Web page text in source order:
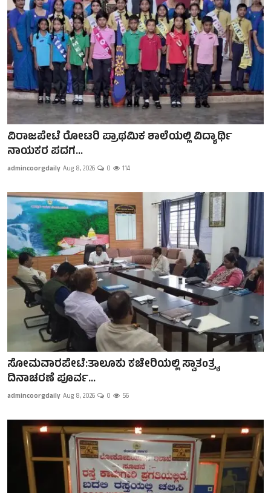
ವಿರಾಜಪೇಟೆ ರೋಟರಿ ಪ್ರಾಥಮಿಕ ಶಾಲೆಯಲ್ಲಿ ವಿದ್ಯಾರ್ಥಿ
ನಾಯಕರ ಪದಗ...
admincoorgdaily Aug 8, 2026 0 114
ಸೋಮವಾರಪೇಟೆ:ತಾಲೂಕು ಕಚೇರಿಯಲ್ಲಿ ಸ್ವಾತಂತ್ರ್ಯ
ದಿನಾಚರಣೆ ಪೂರ್ವ...
admincoorgdaily Aug 8, 2026 0 56